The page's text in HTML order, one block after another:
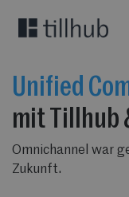
Unified
mit Tillhub
Omnichannel war
Zukunft.